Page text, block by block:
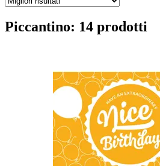
Piccantino: 14 prodotti